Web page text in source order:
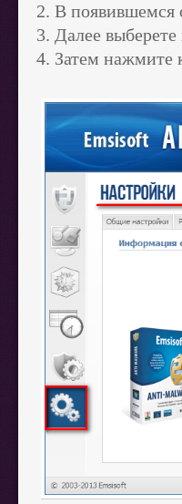
2. В появившемся
3. Далее
4. Затем нажмите